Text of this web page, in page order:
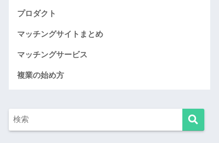
プロダクト
マッチングサイトまとめ
マッチングサービス
複業の始め方